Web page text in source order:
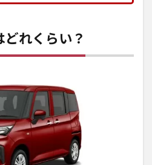
れくらい？